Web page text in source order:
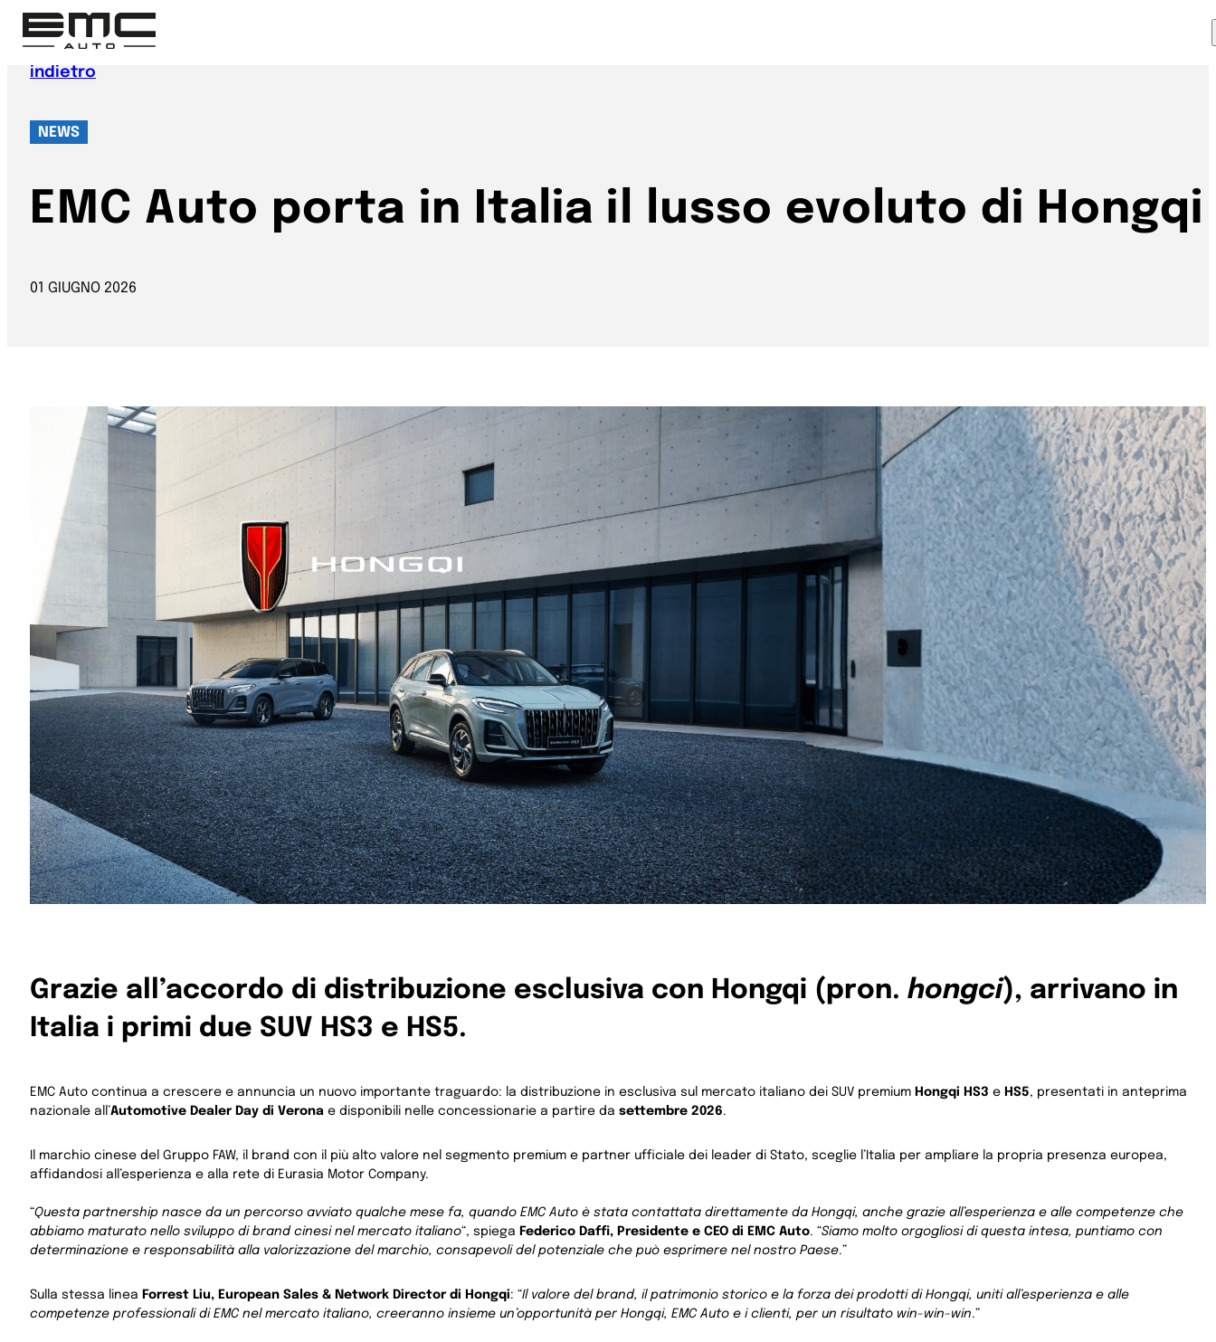
Vai
contenuto
indietro
NEWS
EMC Auto porta in Italia il lusso evoluto di Hongqi
01 GIUGNO 2026
Grazie all’accordo di distribuzione esclusiva con Hongqi (pron. hongci), arrivano in
Italia i primi due SUV HS3 e HS5.
EMC Auto continua a crescere e annuncia un nuovo importante traguardo: la distribuzione in esclusiva sul mercato italiano dei SUV premium Hongqi HS3 e HS5, presentati in anteprima
nazionale all’Automotive Dealer Day di Verona e disponibili nelle concessionarie a partire da settembre 2026.
Il marchio cinese del Gruppo FAW, il brand con il più alto valore nel segmento premium e partner ufficiale dei leader di Stato, sceglie l’Italia per ampliare la propria presenza europea,
affidandosi all’esperienza e alla rete di Eurasia Motor Company.
“Questa partnership nasce da un percorso avviato qualche mese fa, quando EMC Auto è stata contattata direttamente da Hongqi, anche grazie all’esperienza e alle competenze che
abbiamo maturato nello sviluppo di brand cinesi nel mercato italiano“, spiega Federico Daffi, Presidente e CEO di EMC Auto. “Siamo molto orgogliosi di questa intesa, puntiamo con
determinazione e responsabilità alla valorizzazione del marchio, consapevoli del potenziale che può esprimere nel nostro Paese.”
Sulla stessa linea Forrest Liu, European Sales & Network Director di Hongqi: “Il valore del brand, il patrimonio storico e la forza dei prodotti di Hongqi, uniti all’esperienza e alle
competenze professionali di EMC nel mercato italiano, creeranno insieme un’opportunità per Hongqi, EMC Auto e i clienti, per un risultato win-win-win.”